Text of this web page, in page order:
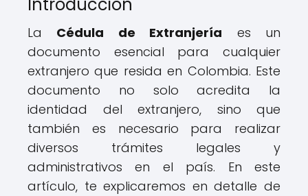
La Cédula de Extranjería es un
documento esencial para cualquier
extranjero que resida en Colombia. Este
documento no solo acredita la
identidad del extranjero, sino que
también es necesario para realizar
diversos trámites legales y
administrativos en el país. En este
artículo, te explicaremos en detalle de